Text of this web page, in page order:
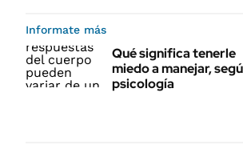
Informate más
Qué significa tenerle
miedo a manejar,
psicología